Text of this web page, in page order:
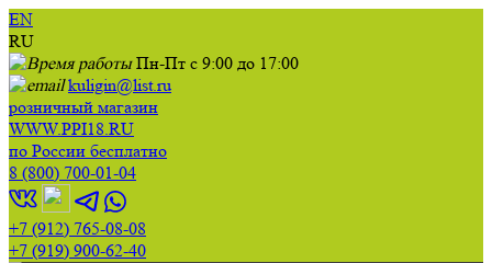
EN
RU
Пн-Пт с 9:00 до 17:00
kuligin@list.ru
розничный магазин
WWW.PPI18.RU
по России бесплатно
8 (800) 700-01-04
+7 (912) 765-08-08
+7 (919) 900-62-40